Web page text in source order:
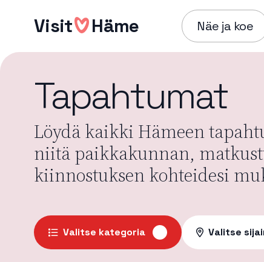
sisältöönVisit Häme Näe ja koe
Tapahtumat
Löydä kaikki Hämeen
niitä paikkakunnan,
kiinnostuksen kohteidesi
Valitse kategoria Valitse